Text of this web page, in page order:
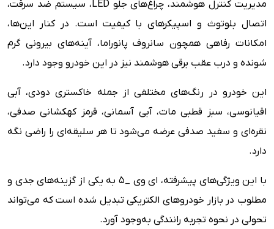
مدیریت کنترل هوشمند، چراغ‌های جلو LED، سیستم ضد سرقت،
اتصال بلوتوث و اسپیکرهای با کیفیت است. در کنار این‌ها،
امکانات رفاهی همچون سانروف پانوراما، آینه‌های بیرونی گرم
شونده و درب عقب برقی هوشمند نیز در این خودرو وجود دارد.
این خودرو در رنگ‌های مختلفی از جمله خاکستری دودی، آبی
اقیانوسی، سبز قطبی مات، آبی آسمانی، قرمز کهکشانی صدفی،
نقره‌ای و سفید صدفی عرضه می‌شود تا هر سلیقه‌ای را راضی نگه
دارد.
با این ویژگی‌های پیشرفته، ای وی _5 به یکی از گزینه‌های جدی و
مطلوب در بازار خودروهای الکتریکی تبدیل شده است که می‌تواند
تحولی در نحوه تجربه رانندگی به‌وجود آورد.